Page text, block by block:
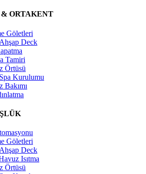
ORTAKENT
Göletleri
Deck
Tamiri
Örtüsü
Kurulumu
Bakımı
Göletleri
Deck
Isıtma
Örtüsü